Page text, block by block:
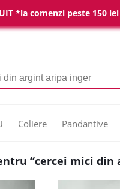
*la comenzi peste 150 lei
Coliere Pandantive
“cercei mici din